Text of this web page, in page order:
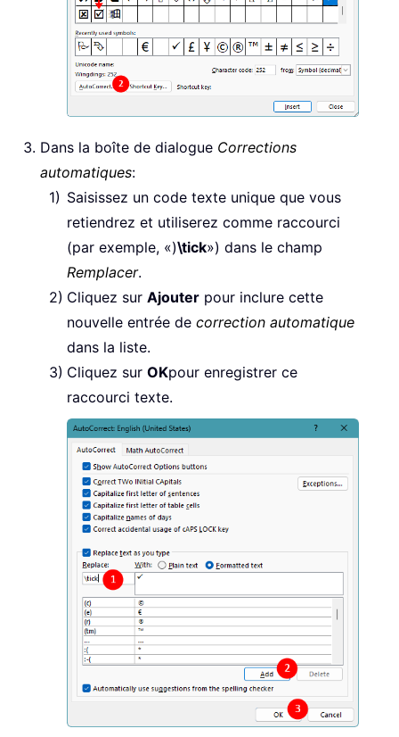
Dans la boîte de dialogue Corrections
automatiques:
Saisissez un code texte unique que vous
retiendrez et utiliserez comme raccourci
(par exemple, «)\tick») dans le champ
Remplacer.
Cliquez sur Ajouter pour inclure cette
nouvelle entrée de correction automatique
dans la liste.
Cliquez sur OKpour enregistrer ce
raccourci texte.